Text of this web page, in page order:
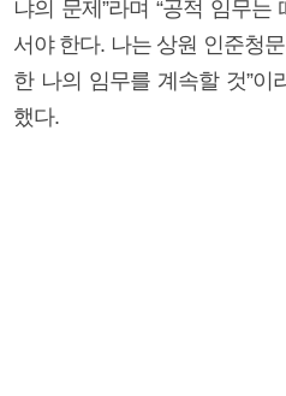
냐의 문제”라며 “공적 임무
서야 한다. 나는 상원 인준청
한 나의 임무를 계속할 것”이
했다.